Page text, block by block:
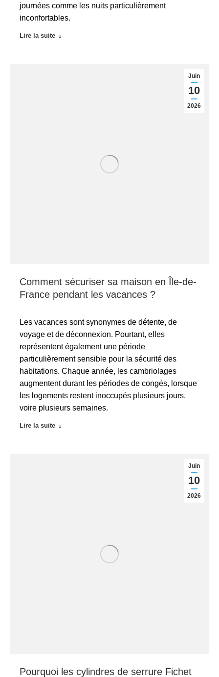
journées comme les nuits particulièrement
inconfortables.
Lire la suite
Juin
10
2026
Comment sécuriser sa maison en Île-de-
France pendant les vacances ?
Les vacances sont synonymes de détente, de
voyage et de déconnexion. Pourtant, elles
représentent également une période
particulièrement sensible pour la sécurité des
habitations. Chaque année, les cambriolages
augmentent durant les périodes de congés, lorsque
les logements restent inoccupés plusieurs jours,
voire plusieurs semaines.
Lire la suite
Juin
10
2026
Pourquoi les cylindres de serrure Fichet